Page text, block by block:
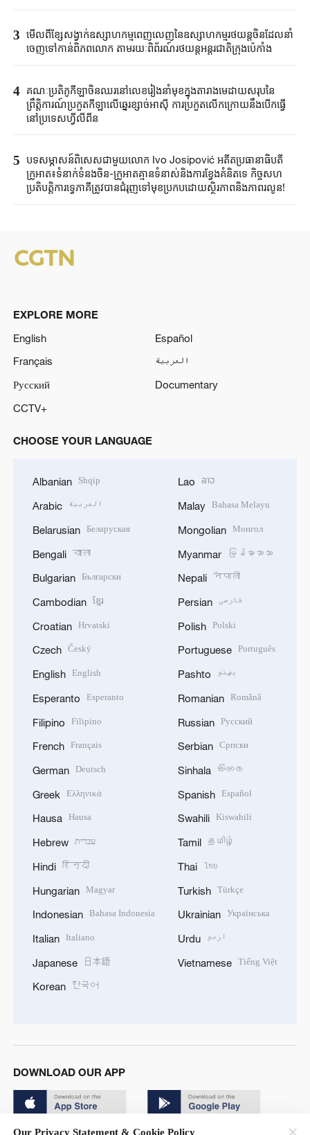
3 មើលពីខ្សែសង្វាក់ឧស្សាហកម្មពេញលេញនៃឧស្សាហកម្មរថយន្តចិនដែលនាំ
ចេញទៅកាន់ពិភពលោក តាមរយៈពិព័រណ៍រថយន្តអន្តរជាតិក្រុងប៉េកាំង
4 គណៈប្រតិភូកីឡាចិនឈរនៅលេខរៀងនាំមុខក្នុងតារាងមេដាយសរុបនៃ
ព្រឹត្តិការណ៍ប្រកួតកីឡាលើឆ្នេរខ្សាច់អាស៊ី ការប្រកួតលើកក្រោយនឹងបើកធ្វើ
នៅប្រទេសហ្វីលីពីន
5 បទសម្ភាសន៍ពិសេសជាមួយលោក Ivo Josipović អតីតប្រធានាធិបតី
ក្រូអាត៖ទំនាក់ទំនងចិន-ក្រូអាតគ្មានទំនាស់និងការខ្វែងគំនិតទេ កិច្ចសហ
ប្រតិបត្តិការទ្វេភាគីត្រូវបានជំរុញទៅមុខប្រកបដោយស្ថិរភាពនិងភាពរលូន!
EXPLORE MORE
English
Español
Français
العربية
Русский
Documentary
CCTV+
CHOOSE YOUR LANGUAGE
Albanian Shqip
Arabic العربية
Belarusian Беларуская
Bengali বাংলা
Bulgarian Български
Cambodian ខ្មែរ
Croatian Hrvatski
Czech Český
English English
Esperanto Esperanto
Filipino Filipino
French Français
German Deutsch
Greek Ελληνικά
Hausa Hausa
Hebrew עברית
Hindi हिन्दी
Hungarian Magyar
Indonesian Bahasa Indonesia
Italian Italiano
Japanese 日本語
Korean 한국어
Lao ລາວ
Malay Bahasa Melayu
Mongolian Монгол
Myanmar မြန်မာဘာသာ
Nepali नेपाली
Persian فارسی
Polish Polski
Portuguese Português
Pashto پښتو
Romanian Română
Russian Русский
Serbian Српски
Sinhala සිංහල
Spanish Español
Swahili Kiswahili
Tamil தமிழ்
Thai ไทย
Turkish Türkçe
Ukrainian Українська
Urdu اردو
Vietnamese Tiếng Việt
DOWNLOAD OUR APP
Our Privacy Statement & Cookie Policy